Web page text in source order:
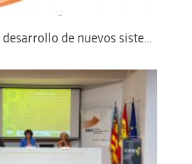
desarrollo de nuevos siste...